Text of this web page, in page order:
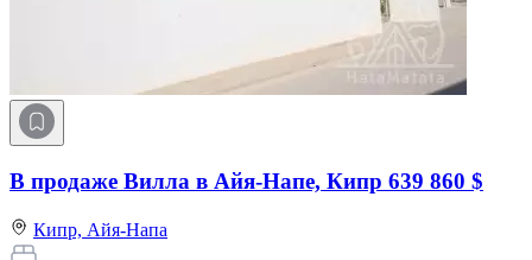
В продаже Вилла в Айя-Напе, Кипр 639 860 $
Кипр, Айя-Напа